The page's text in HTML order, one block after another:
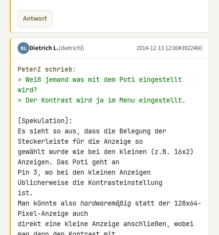
Antwort
DL Dietrich L.(dietrichl) 2014-12-13 12:00#3922460
PeterZ schrieb:
> Weiß jemand was mit dem Poti eingestellt
wird?
> Der Kontrast wird ja im Menu eingestellt.
[Spekulation]:
Es sieht so aus, dass die Belegung der
Steckerleiste für die Anzeige so
gewählt wurde wie bei den kleinen (z.B. 16x2)
Anzeigen. Das Poti geht an
Pin 3, wo bei den kleinen Anzeigen
üblicherweise die Kontrasteinstellung
ist.
Man könnte also hardwaremäßig statt der 128x64-
Pixel-Anzeige auch
direkt eine kleine Anzeige anschließen, wobei